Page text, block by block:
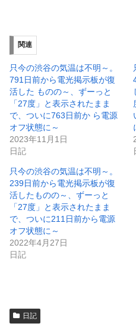
ウ
ィ
ン
ウ
で
開
き
ま
す
)
い
(
新
し
い
ウ
ィ
ン
ウ
で
ま
す
)
関連
只今の渋谷の気温は不明～。
791日前から電光掲示板が復
活した ものの～、ずーっと
「27度」と表示されたまま
で、ついに763日前か ら電源
オフ状態に～
2023年11月1日
日記
只今の渋谷の気温は不明～。
239日前から電光掲示板が復
活したものの～、ずーっと
「27度」と表示されたまま
で、ついに211日前から電源
オフ状態に～
2022年4月27日
日記
日記